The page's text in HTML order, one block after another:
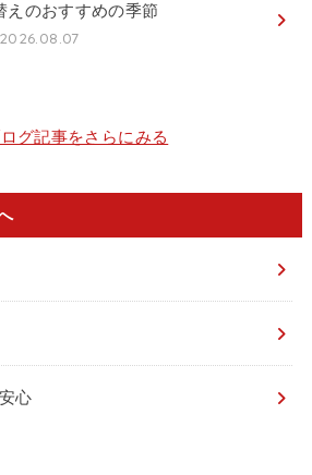
えのおすすめの季節
2026.08.07
グ記事をさらにみる
心